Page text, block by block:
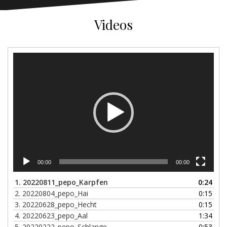
Videos
00:00 00:00
1. 20220811_pepo_Karpfen
0:24
2. 20220804_pepo_Hai
0:15
3. 20220628_pepo_Hecht
0:15
4. 20220623_pepo_Aal
1:34